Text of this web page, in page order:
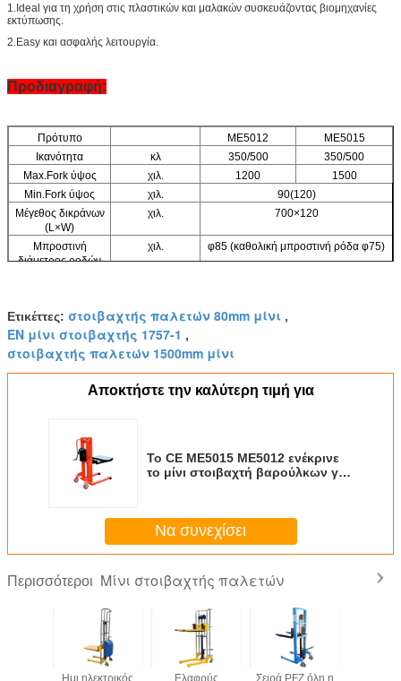
1.Ideal για τη χρήση στις πλαστικών και μαλακών συσκευάζοντας βιομηχανίες
εκτύπωσης.
2.Easy και ασφαλής λειτουργία.
Προδιαγραφή:
Πρότυπο ME5012
ME5015
Ικανότητα
κλ 350/500
350/500
Max.Fork ύψος
χιλ. 1200
1500
Min.Fork ύψος
χιλ.
90(120)
Μέγεθος δικράνων
(L×W)
χιλ. 700×120
Μπροστινή
διάμετρος ροδών
χιλ. φ85 (καθολική μπροστινή ρόδα φ75)
Καθαρό βάρος χιλ. 128
Ετικέττες: στοιβαχτής παλετών 80mm μίνι ,
EN μίνι στοιβαχτής 1757-1 ,
στοιβαχτής παλετών 1500mm μίνι
Αποκτήστε την καλύτερη τιμή για
Το CE ME5015 ME5012 ενέκρινε
το μίνι στοιβαχτή βαρούλκων για
Να συνεχίσει
Περισσότεροι Μίνι στοιβαχτής παλετών
Ημι ηλεκτρικός Ελαφρύς Σειρά PFZ όλη η